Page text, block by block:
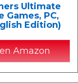
Ultimate
Games, PC,
Edition)
Amazon